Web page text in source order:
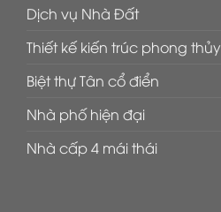
Dịch vụ Nhà Đất
Thiết kế kiến trúc phong thủy
Biệt thự Tân cổ điển
Nhà phố hiện đại
Nhà cấp 4 mái thái